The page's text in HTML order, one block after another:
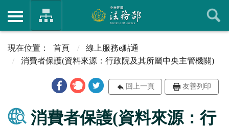
首頁
線上服務e點通
消費者保護(資料來源：行政院及其所屬中央主管機關)
回上一頁 友善列印
消費者保護(資料來源：行